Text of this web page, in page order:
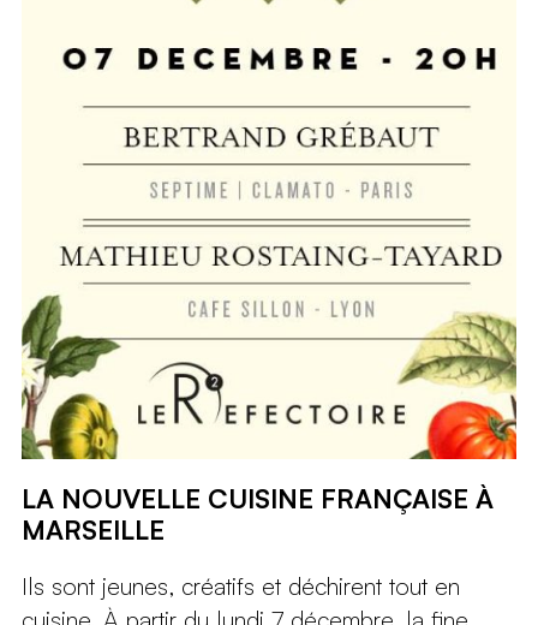
LA NOUVELLE CUISINE FRANÇAISE À
MARSEILLE
Ils sont jeunes, créatifs et déchirent tout en